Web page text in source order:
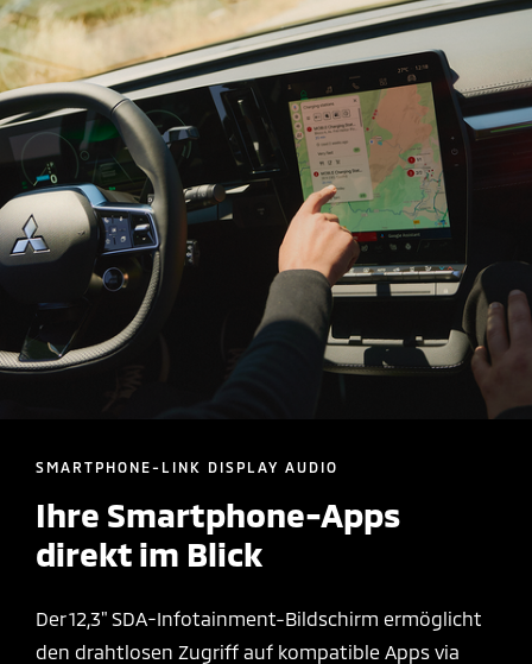
SMARTPHONE-LINK DISPLAY AUDIO
Ihre Smartphone-Apps
direkt im Blick
Der 12,3" SDA-Infotainment-Bildschirm ermöglicht
den drahtlosen Zugriff auf kompatible Apps via